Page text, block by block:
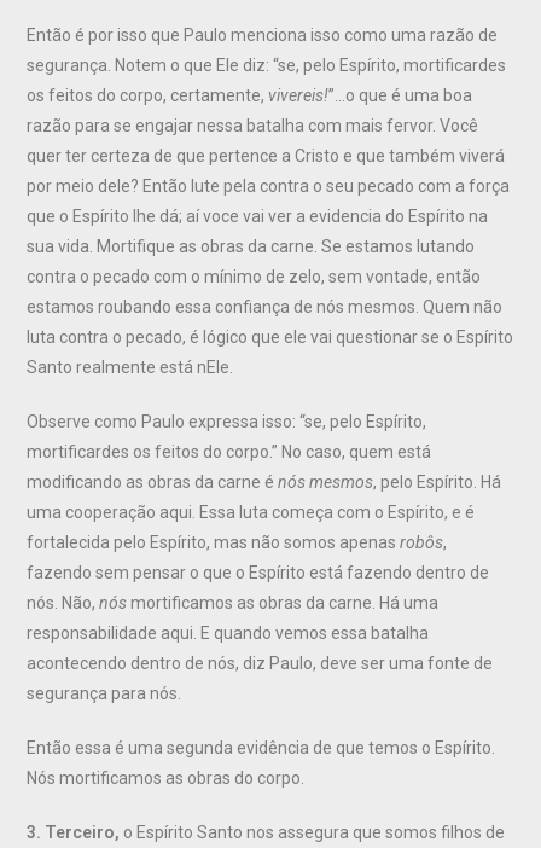
Então é por isso que Paulo menciona isso como uma razão de
segurança. Notem o que Ele diz: “se, pelo Espírito, mortificardes
os feitos do corpo, certamente, vivereis!”…o que é uma boa
razão para se engajar nessa batalha com mais fervor. Você
quer ter certeza de que pertence a Cristo e que também viverá
por meio dele? Então lute pela contra o seu pecado com a força
que o Espírito lhe dá; aí voce vai ver a evidencia do Espírito na
sua vida. Mortifique as obras da carne. Se estamos lutando
contra o pecado com o mínimo de zelo, sem vontade, então
estamos roubando essa confiança de nós mesmos. Quem não
luta contra o pecado, é lógico que ele vai questionar se o Espírito
Santo realmente está nEle.
Observe como Paulo expressa isso: “se, pelo Espírito,
mortificardes os feitos do corpo.” No caso, quem está
modificando as obras da carne énós mesmos, pelo Espírito. Há
uma cooperação aqui. Essa luta começa com o Espírito, e é
fortalecida pelo Espírito, mas não somos apenasrobôs,
fazendo sem pensar o que o Espírito está fazendo dentro de
nós. Não,nósmortificamos as obras da carne. Há uma
responsabilidade aqui. E quando vemos essa batalha
acontecendo dentro de nós, diz Paulo, deve ser uma fonte de
segurança para nós.
Então essa é uma segunda evidência de que temos o Espírito.
Nós mortificamos as obras do corpo.
3. Terceiro, o Espírito Santo nos assegura que somos filhos de